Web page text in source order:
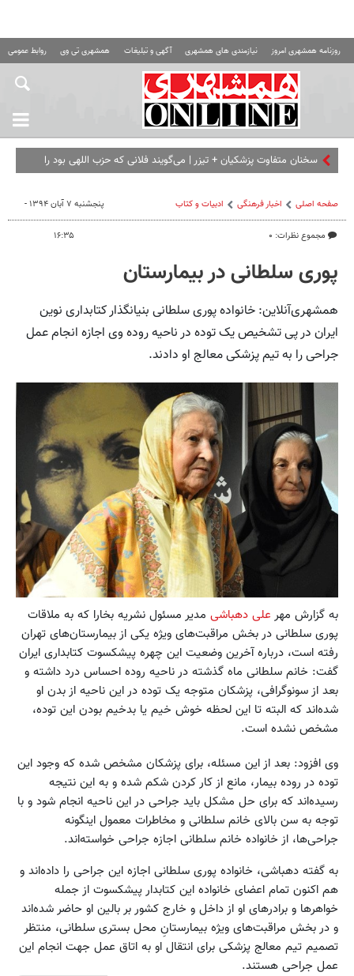
روزنامه همشهری امروز نیازمندی های همشهری آگهی و تبلیغات همشهری تی وی روابط عمومی
صفحه اصلی اخبار فرهنگی ادبیات و کتاب
مجموع نظرات: ۰
پنجشنبه ۷ آبان ۱۳۹۴ -
۱۶:۳۵
پوری سلطانی در بیمارستان
همشهری‌آنلاین: خانواده پوری سلطانی بنیانگذار کتابداری نوین
ایران در پی تشخیص یک توده در ناحیه روده وی اجازه انجام عمل
جراحی را به تیم پزشکی معالج او دادند.
به گزارش مهر علی دهباشی مدیر مسئول نشریه بخارا که به ملاقات
پوری سلطانی در بخش مراقبت‌های ویژه یکی از بیمارستان‌های تهران
رفته است، درباره آخرین وضعیت این چهره پیشکسوت کتابداری ایران
گفت: خانم سلطانی ماه گذشته در ناحیه روده احساس درد داشته و
بعد از سونوگرافی، پزشکان متوجه یک توده‌ در این ناحیه از بدن او
شده‌اند که البته تا این لحظه خوش خیم یا بدخیم بودن این توده،
مشخص نشده است.
وی افزود: بعد از این مسئله، برای پزشکان مشخص شده که وجود این
توده در روده بیمار، مانع از کار کردن شکم شده و به این نتیجه
رسیده‌اند که برای حل مشکل باید جراحی در این ناحیه انجام شود و با
توجه به سن بالای خانم سلطانی و مخاطرات معمول اینگونه
جراحی‌ها، از خانواده خانم سلطانی اجازه جراحی خواسته‌اند.
به گفته دهباشی، خانواده پوری سلطانی اجازه این جراحی را داده‌اند و
هم اکنون تمام اعضای خانواده این کتابدار پیشکسوت از جمله
خواهرها و برادرهای او از داخل و خارج کشور بر بالین او حاضر شده‌اند
و در بخش مراقبت‌های ویژه بیمارستانِ محل بستری سلطانی، منتظر
تصمیم تیم معالج پزشکی برای انتقال او به اتاق عمل جهت انجام این
عمل جراحی هستند.